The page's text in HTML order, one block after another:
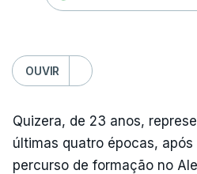
OUVIR
Quizera, de 23 anos,
últimas quatro épocas,
percurso de formação no